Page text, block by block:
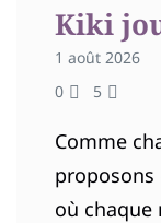
Kiki
1 août 2026
0
5
Comme
où chaque